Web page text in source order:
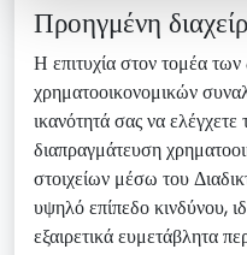
Προηγμένη
Η επιτυχία στον τομέα των
χρηματοοικονομικών
ικανότητά σας να
διαπραγμάτευση
στοιχείων μέσω του
υψηλό επίπεδο κινδύνου,
εξαιρετικά ευμετάβλητα